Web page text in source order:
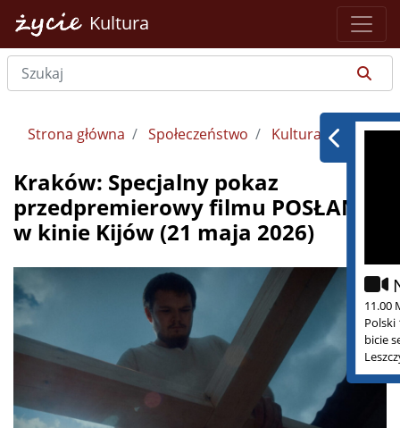
Kultura
11.00
Polski
bicie
Strona główna Społeczeństwo Kultura
Kraków: Specjalny pokaz
przedpremierowy filmu POSŁANI
w kinie Kijów (21 maja 2026)